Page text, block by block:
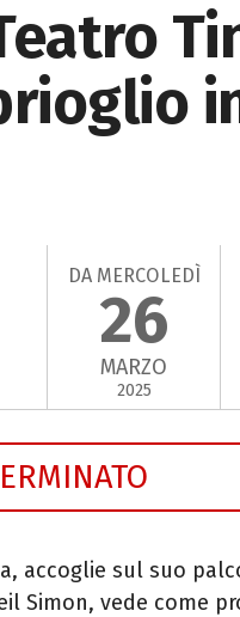
DA MERCOLEDÌ
26
MARZO
2025
accoglie sul suo
Simon, vede come